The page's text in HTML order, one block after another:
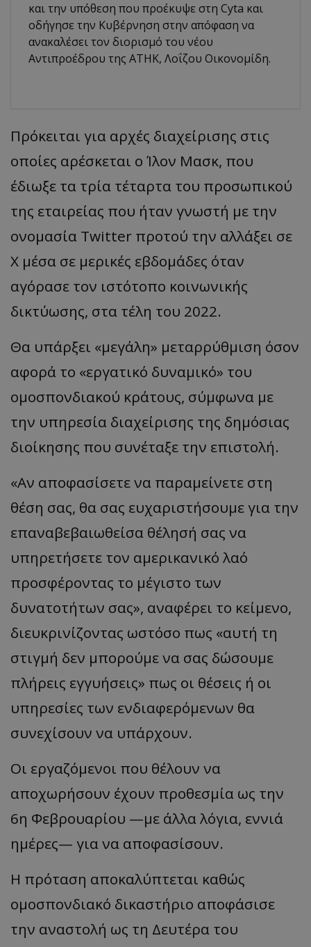
και την υπόθεση που προέκυψε στη Cyta και
οδήγησε την Κυβέρνηση στην απόφαση να
ανακαλέσει τον διορισμό του νέου
Αντιπροέδρου της ΑΤΗΚ, Λοΐζου Οικονομίδη.
Πρόκειται για αρχές διαχείρισης στις
οποίες αρέσκεται ο Ίλον Μασκ, που
έδιωξε τα τρία τέταρτα του προσωπικού
της εταιρείας που ήταν γνωστή με την
ονομασία Twitter προτού την αλλάξει σε
X μέσα σε μερικές εβδομάδες όταν
αγόρασε τον ιστότοπο κοινωνικής
δικτύωσης, στα τέλη του 2022.
Θα υπάρξει «μεγάλη» μεταρρύθμιση όσον
αφορά το «εργατικό δυναμικό» του
ομοσπονδιακού κράτους, σύμφωνα με
την υπηρεσία διαχείρισης της δημόσιας
διοίκησης που συνέταξε την επιστολή.
«Αν αποφασίσετε να παραμείνετε στη
θέση σας, θα σας ευχαριστήσουμε για την
επαναβεβαιωθείσα θέλησή σας να
υπηρετήσετε τον αμερικανικό λαό
προσφέροντας το μέγιστο των
δυνατοτήτων σας», αναφέρει το κείμενο,
διευκρινίζοντας ωστόσο πως «αυτή τη
στιγμή δεν μπορούμε να σας δώσουμε
πλήρεις εγγυήσεις» πως οι θέσεις ή οι
υπηρεσίες των ενδιαφερόμενων θα
συνεχίσουν να υπάρχουν.
Οι εργαζόμενοι που θέλουν να
αποχωρήσουν έχουν προθεσμία ως την
6η Φεβρουαρίου —με άλλα λόγια, εννιά
ημέρες— για να αποφασίσουν.
Η πρόταση αποκαλύπτεται καθώς
ομοσπονδιακό δικαστήριο αποφάσισε
την αναστολή ως τη Δευτέρα του